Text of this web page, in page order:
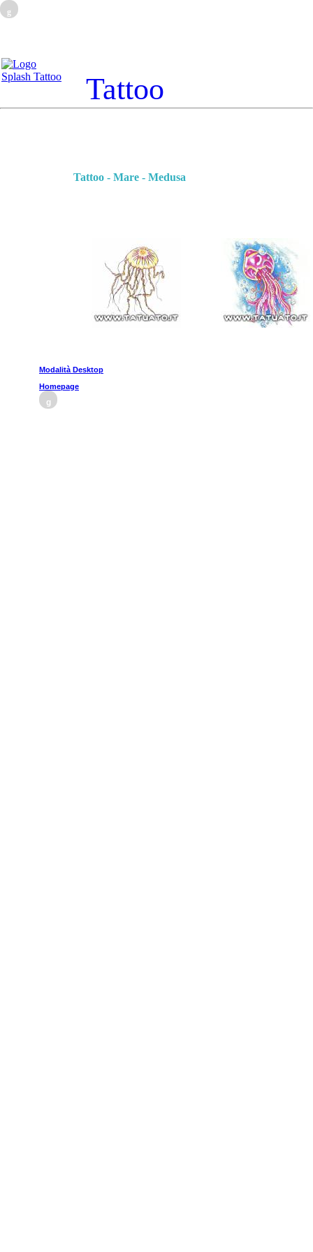
g
Tattoo
Tattoo - Mare - Medusa
Modalità Desktop
Homepage
g